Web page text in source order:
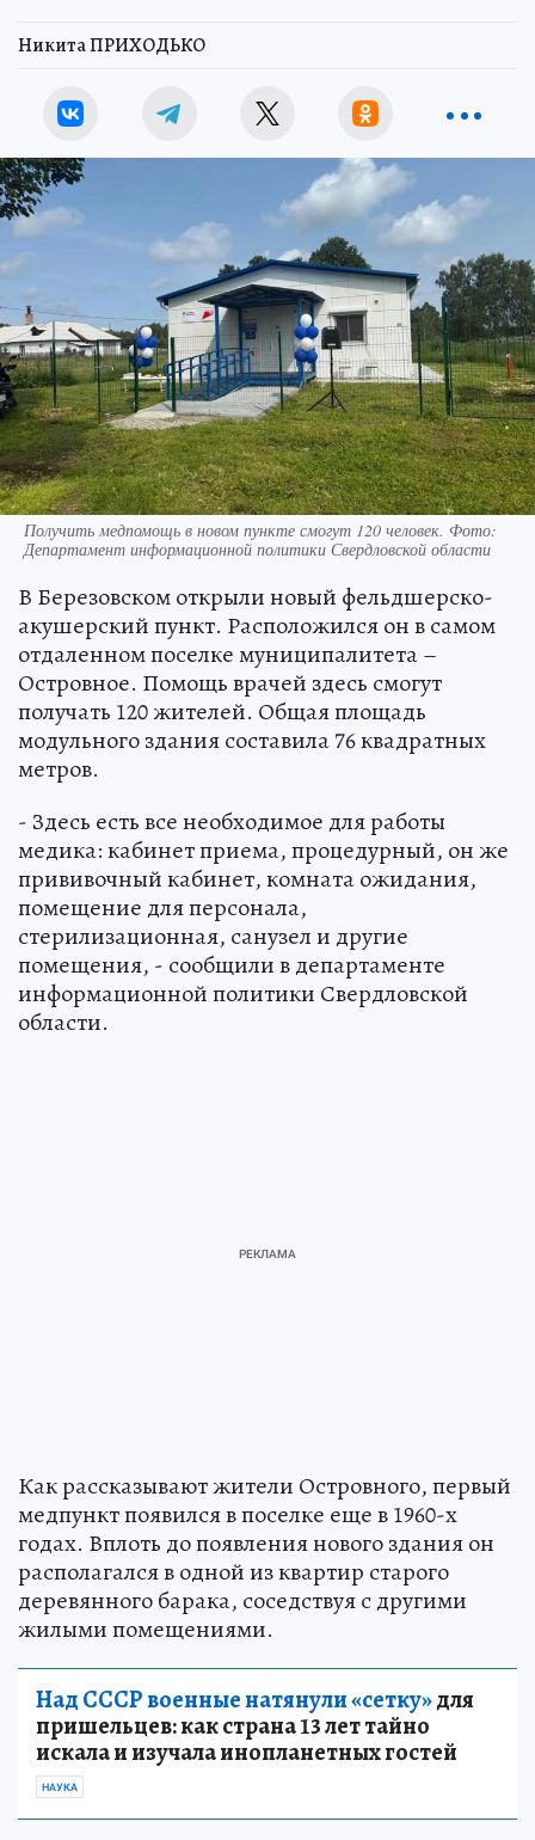
Никита ПРИХОДЬКО
Получить медпомощь в новом пункте смогут 120 человек. Фото:
Департамент информационной политики Свердловской области
В Березовском открыли новый фельдшерско-
акушерский пункт. Расположился он в самом
отдаленном поселке муниципалитета –
Островное. Помощь врачей здесь смогут
получать 120 жителей. Общая площадь
модульного здания составила 76 квадратных
метров.
- Здесь есть все необходимое для работы
медика: кабинет приема, процедурный, он же
прививочный кабинет, комната ожидания,
помещение для персонала,
стерилизационная, санузел и другие
помещения, - сообщили в департаменте
информационной политики Свердловской
области.
Как рассказывают жители Островного, первый
медпункт появился в поселке еще в 1960-х
годах. Вплоть до появления нового здания он
располагался в одной из квартир старого
деревянного барака, соседствуя с другими
жилыми помещениями.
Над СССР военные натянули «сетку»для
пришельцев: как страна 13 лет тайно
искала и изучала инопланетных гостей
НАУКА